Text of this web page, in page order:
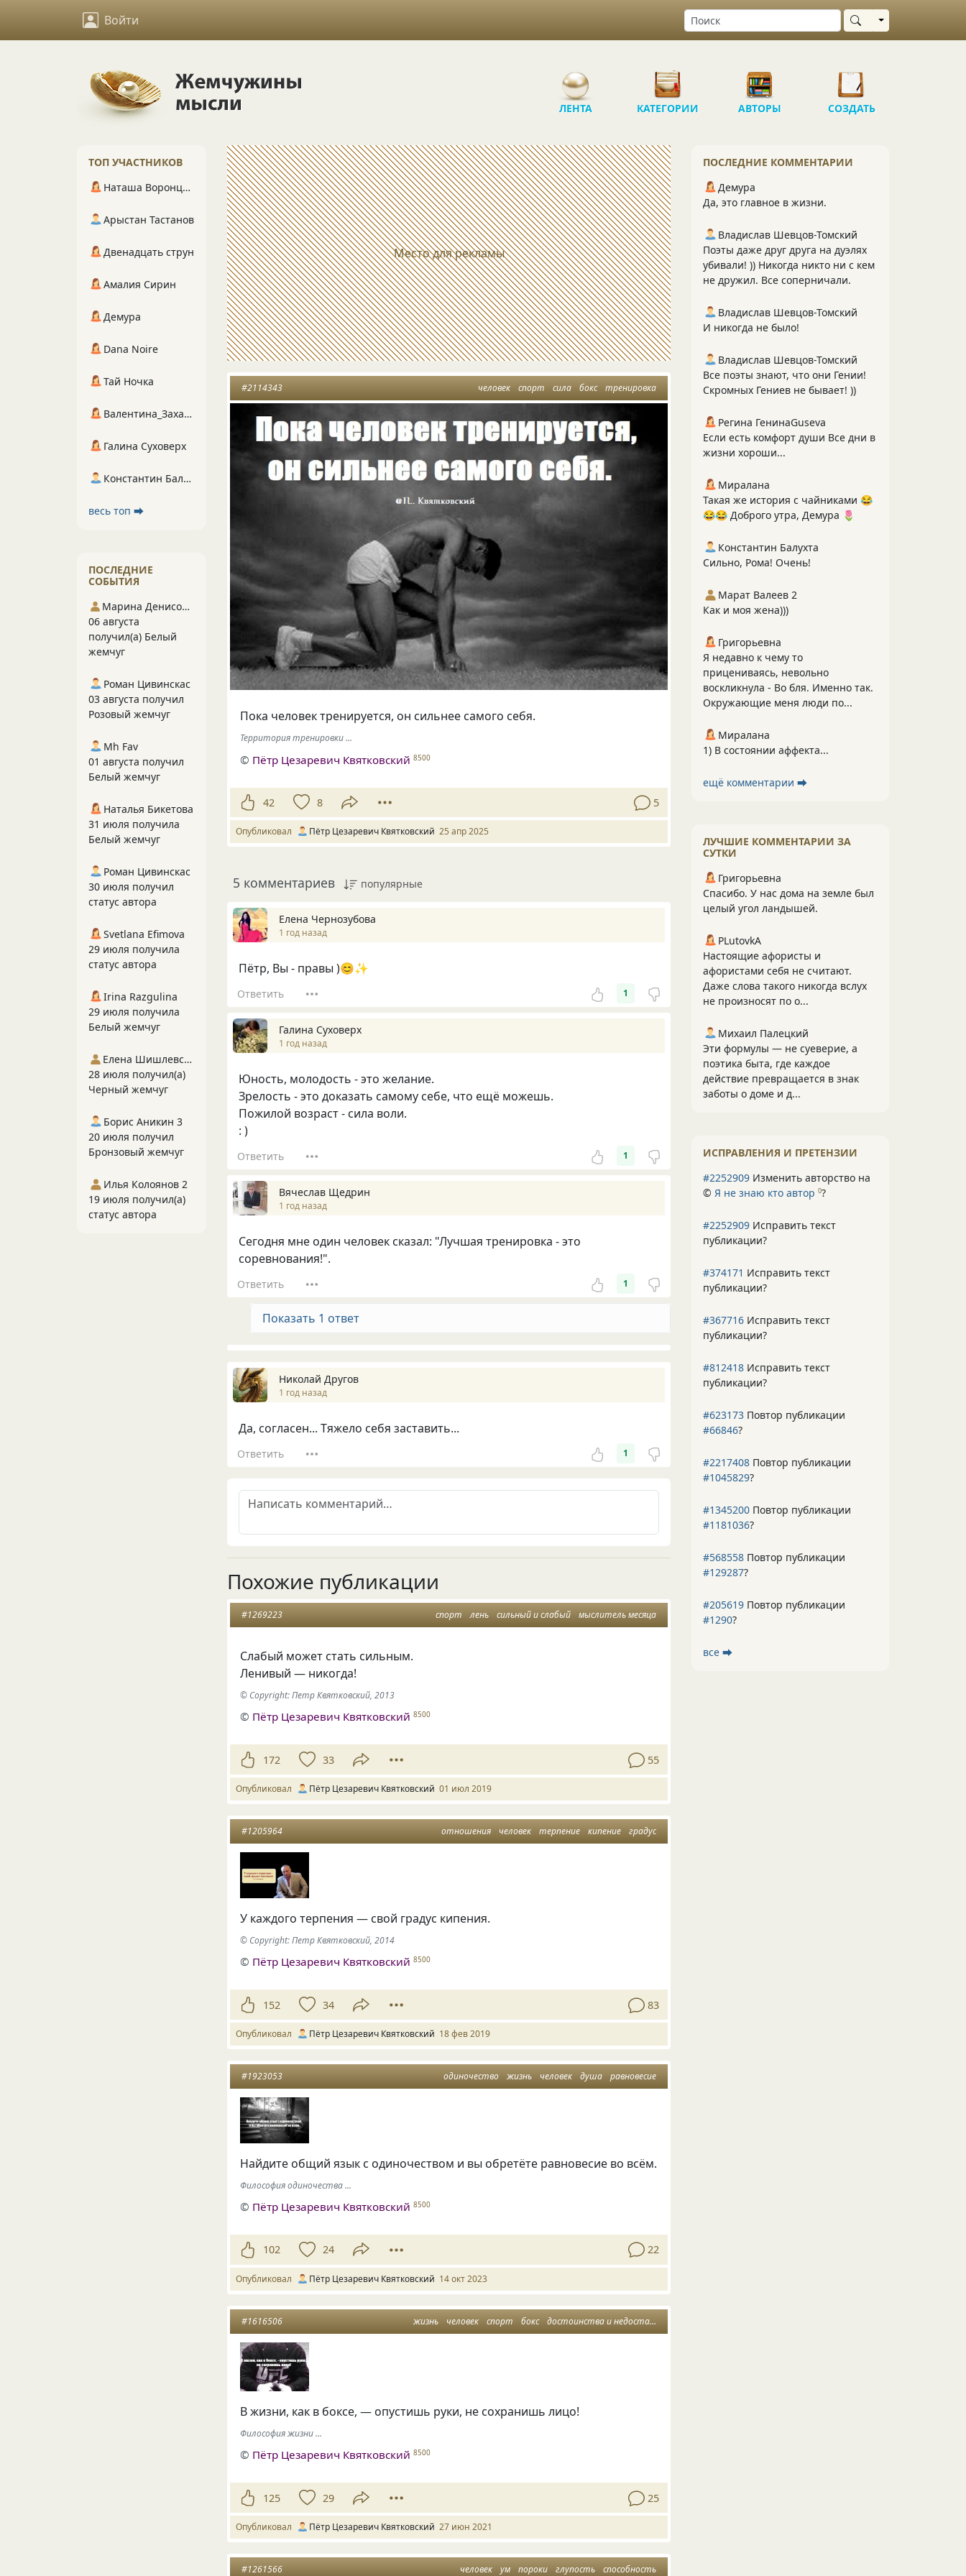
Войти Выбрать область
ЛЕНТА КАТЕГОРИИ АВТОРЫ СОЗДАТЬ
Место для рекламы
человек спорт сила бокс тренировка
#2114343
Пока человек тренируется, он сильнее самого себя.
Территория тренировки ...
© Пётр Цезаревич Квятковский 8500
42 8 5
Опубликовал Пётр Цезаревич Квятковский 25 апр 2025
5 комментариев популярные
Елена Чернозубова
1 год назад
Пётр, Вы - правы )😊✨
Ответить 1
Галина Суховерх
1 год назад
Юность, молодость - это желание.
Зрелость - это доказать самому себе, что ещё можешь.
Пожилой возраст - сила воли.
: )
Ответить 1
Вячеслав Щедрин
1 год назад
Сегодня мне один человек сказал: "Лучшая тренировка - это
соревнования!".
Ответить 1
Показать 1 ответ
Николай Другов
1 год назад
Да, согласен... Тяжело себя заставить...
Ответить 1
Похожие публикации
спорт лень сильный и слабый мыслитель месяца
#1269223
Слабый может стать сильным.
Ленивый — никогда!
© Copyright: Петр Квятковский, 2013
© Пётр Цезаревич Квятковский 8500
172 33 55
Опубликовал Пётр Цезаревич Квятковский 01 июл 2019
отношения человек терпение кипение градус
#1205964
У каждого терпения — свой градус кипения.
© Copyright: Петр Квятковский, 2014
© Пётр Цезаревич Квятковский 8500
152 34 83
Опубликовал Пётр Цезаревич Квятковский 18 фев 2019
одиночество жизнь человек душа равновесие
#1923053
Найдите общий язык с одиночеством и вы обретёте равновесие во всём.
Философия одиночества ...
© Пётр Цезаревич Квятковский 8500
102 24 22
Опубликовал Пётр Цезаревич Квятковский 14 окт 2023
жизнь человек спорт бокс достоинства и недостатки
#1616506
В жизни, как в боксе, — опустишь руки, не сохранишь лицо!
Философия жизни ...
© Пётр Цезаревич Квятковский 8500
125 29 25
Опубликовал Пётр Цезаревич Квятковский 27 июн 2021
человек ум пороки глупость способность
#1261566
ПОСЛЕДНИЕ КОММЕНТАРИИ
Демура
Да, это главное в жизни.
Владислав Шевцов-Томский
Поэты даже друг друга на дуэлях
убивали! )) Никогда никто ни с кем
не дружил. Все соперничали.
Владислав Шевцов-Томский
И никогда не было!
Владислав Шевцов-Томский
Все поэты знают, что они Гении!
Скромных Гениев не бывает! ))
Регина ГенинаGuseva
Если есть комфорт души Все дни в
жизни хороши...
Миралана
Такая же история с чайниками 😂
😂😂 Доброго утра, Демура 🌷
Константин Балухта
Сильно, Рома! Очень!
Марат Валеев 2
Как и моя жена)))
Григорьевна
Я недавно к чему то
прицениваясь, невольно
воскликнула - Во бля. Именно так.
Окружающие меня люди по...
Миралана
1) В состоянии аффекта...
ещё комментарии ⮕
ЛУЧШИЕ КОММЕНТАРИИ ЗА
СУТКИ
Григорьевна
Спасибо. У нас дома на земле был
целый угол ландышей.
PLutоvkА
Настоящие афористы и
афористами себя не считают.
Даже слова такого никогда вслух
не произносят по о...
Михаил Палецкий
Эти формулы — не суеверие, а
поэтика быта, где каждое
действие превращается в знак
заботы о доме и д...
ИСПРАВЛЕНИЯ И ПРЕТЕНЗИИ
#2252909 Изменить авторство на
© Я не знаю кто автор 0?
#2252909 Исправить текст
публикации?
#374171 Исправить текст
публикации?
#367716 Исправить текст
публикации?
#812418 Исправить текст
публикации?
#623173 Повтор публикации
#66846?
#2217408 Повтор публикации
#1045829?
#1345200 Повтор публикации
#1181036?
#568558 Повтор публикации
#129287?
#205619 Повтор публикации
#1290?
все ⮕
ТОП УЧАСТНИКОВ
Наташа Воронцова
Арыстан Тастанов
Двенадцать струн
Амалия Сирин
Демура
Dana Noire
Тай Ночка
Валентина_Захарова
Галина Суховерх
Константин Балухта
весь топ ⮕
ПОСЛЕДНИЕ
СОБЫТИЯ
Марина Денисова 5
06 августа
получил(а) Белый
жемчуг
Роман Цивинскас
03 августа получил
Розовый жемчуг
Mh Fav
01 августа получил
Белый жемчуг
Наталья Бикетова
31 июля получила
Белый жемчуг
Роман Цивинскас
30 июля получил
статус автора
Svetlana Efimova
29 июля получила
статус автора
Irina Razgulina
29 июля получила
Белый жемчуг
Елена Шишлевская
28 июля получил(а)
Черный жемчуг
Борис Аникин 3
20 июля получил
Бронзовый жемчуг
Илья Колоянов 2
19 июля получил(а)
статус автора